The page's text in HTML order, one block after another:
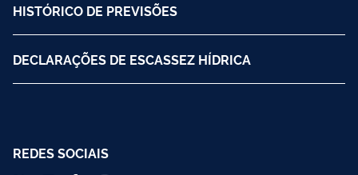
HISTÓRICO DE PREVISÕES
DECLARAÇÕES DE ESCASSEZ HÍDRICA
REDES SOCIAIS